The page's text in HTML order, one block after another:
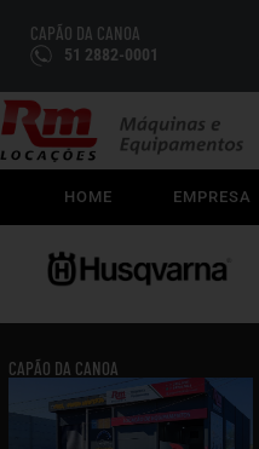
CAPÃO DA CANOA
51 2882-0001
HOME EMPRESA
CAPÃO DA CANOA